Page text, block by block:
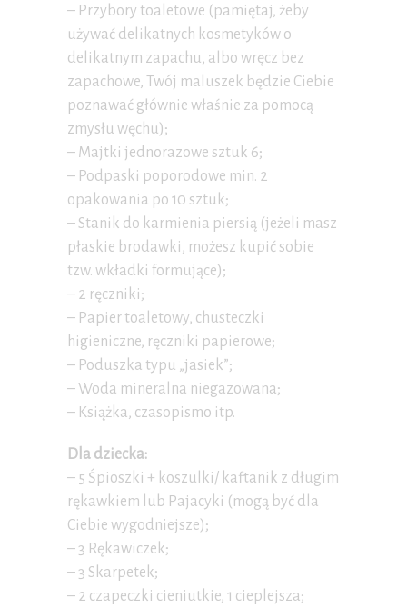
– Przybory toaletowe (pamiętaj, żeby
używać delikatnych kosmetyków o
delikatnym zapachu, albo wręcz bez
zapachowe, Twój maluszek będzie Ciebie
poznawać głównie właśnie za pomocą
zmysłu węchu);
– Majtki jednorazowe sztuk 6;
– Podpaski poporodowe min. 2
opakowania po 10 sztuk;
– Stanik do karmienia piersią (jeżeli masz
płaskie brodawki, możesz kupić sobie
tzw. wkładki formujące);
– 2 ręczniki;
– Papier toaletowy, chusteczki
higieniczne, ręczniki papierowe;
– Poduszka typu „jasiek”;
– Woda mineralna niegazowana;
– Książka, czasopismo itp.
Dla dziecka:
– 5 Śpioszki + koszulki/ kaftanik z długim
rękawkiem lub Pajacyki (mogą być dla
Ciebie wygodniejsze);
– 3 Rękawiczek;
– 3 Skarpetek;
– 2 czapeczki cieniutkie, 1 cieplejsza;